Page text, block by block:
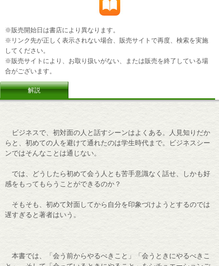
※販売開始日は書店により異なります。
※リンク先が正しく表示されない場合、販売サイトで再度、検索を実施
してください。
※販売サイトにより、お取り扱いがない、または販売を終了している場
合がございます。
解説
ビジネスで、初対面の人と話すシーンはよくある。人見知りだか
らと、初めての人を避けて通れたのは学生時代まで。ビジネスシー
ンではそんなことは通じない。
では、どうしたら初めて会う人とも苦手意識なく話せ、しかも好
感をもってもらうことができるのか？
そもそも、初めて対面してから自分を印象づけようとするのでは
遅すぎると著者はいう。
本書では、「会う前からやるべきこと」「会うときにやるべきこ